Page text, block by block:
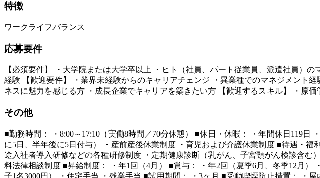
特徴
ワークライフバランス
応募要件
【必須要件】 ・大学院または大学卒以上 ・ヒト（社員、パート従業員、派遣社員）
経験 【歓迎要件】 ・業界未経験からのキャリアチェンジ ・異業種でのマネジメント
ネスに魅力を感じる方 ・成長企業でキャリアを築きたい方 【歓迎するスキル】 ・原
その他
■勤務時間： ・8:00～17:10（実働8時間／70分休憩） ■休日・休暇： ・年間休日119
に5日、半年後に5日付与） ・産前産後休業制度 ・育児および介護休業制度 ■待遇・
途入社者導入研修などの各種研修制度 ・定期健康診断（乳がん、子宮頸がん検診含
料法律相談制度 ■昇給制度： ・年1回（4月） ■賞与： ・年2回（夏季6月、冬季12月）
子1名3000円） ・住宅手当 ・残業手当 ■試用期間： ・3ヶ月 ■受動喫煙防止措置： ・屋